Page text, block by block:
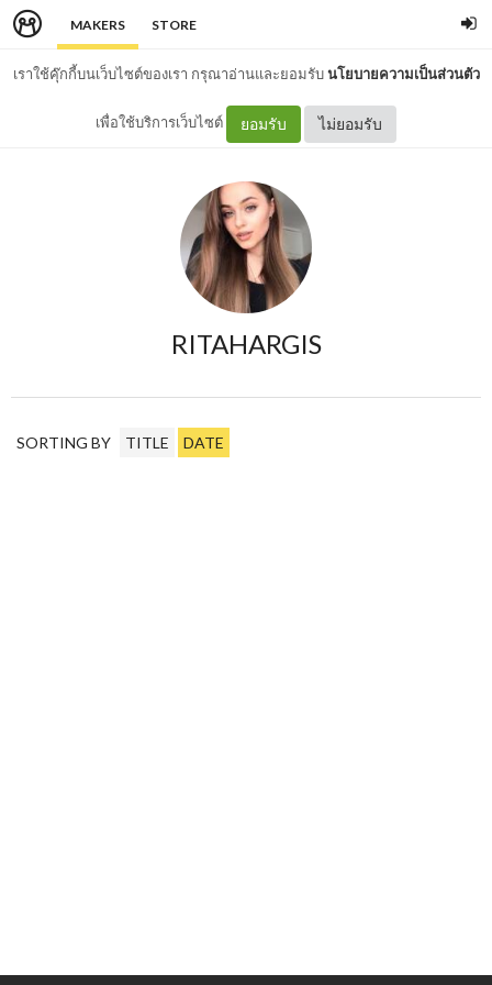
MAKERS STORE
เราใช้คุ๊กกี้บนเว็บไซต์ของเรา กรุณาอ่านและยอมรับนโยบายความเป็นส่วนตัว
เพื่อใช้บริการเว็บไซต์ ยอมรับ ไม่ยอมรับ
RITAHARGIS
SORTING BY TITLE DATE